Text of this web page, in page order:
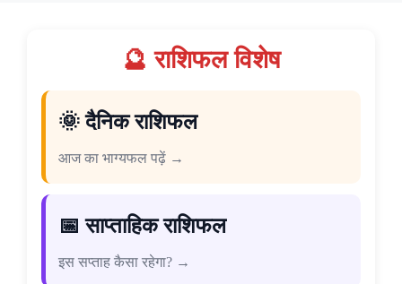
🔮 राशिफल विशेष
🌞 दैनिक राशिफल
आज का भाग्यफल पढ़ें →
📅 साप्ताहिक राशिफल
इस सप्ताह कैसा रहेगा? →